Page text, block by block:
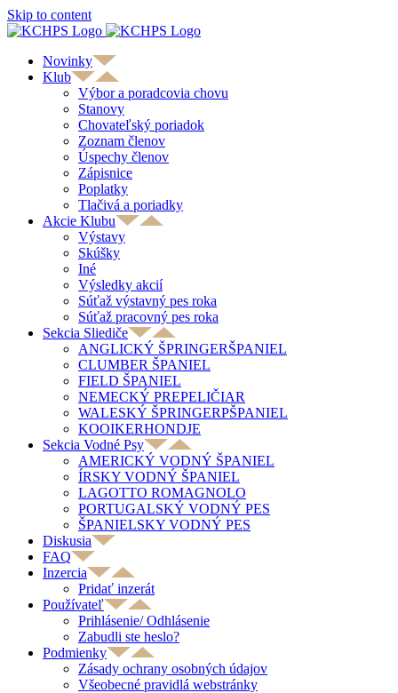
Skip to content
Novinky
Klub
Výbor a poradcovia chovu
Stanovy
Chovateľský poriadok
Zoznam členov
Úspechy členov
Zápisnice
Poplatky
Tlačivá a poriadky
Akcie Klubu
Výstavy
Skúšky
Iné
Výsledky akcií
Súťaž výstavný pes roka
Súťaž pracovný pes roka
Sekcia Sliediče
ANGLICKÝ ŠPRINGERŠPANIEL
CLUMBER ŠPANIEL
FIELD ŠPANIEL
NEMECKÝ PREPELIČIAR
WALESKÝ ŠPRINGERPŠPANIEL
KOOIKERHONDJE
Sekcia Vodné Psy
AMERICKÝ VODNÝ ŠPANIEL
ÍRSKY VODNÝ ŠPANIEL
LAGOTTO ROMAGNOLO
PORTUGALSKÝ VODNÝ PES
ŠPANIELSKY VODNÝ PES
Diskusia
FAQ
Inzercia
Pridať inzerát
Používateľ
Prihlásenie/ Odhlásenie
Zabudli ste heslo?
Podmienky
Zásady ochrany osobných údajov
Všeobecné pravidlá webstránky